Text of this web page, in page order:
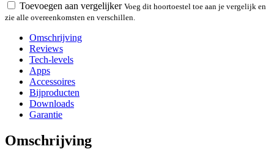
Toevoegen aan vergelijker Voeg dit hoortoestel toe aan je vergelijk en
zie alle overeenkomsten en verschillen.
Omschrijving
Reviews
Tech-levels
Apps
Accessoires
Bijproducten
Downloads
Garantie
Omschrijving